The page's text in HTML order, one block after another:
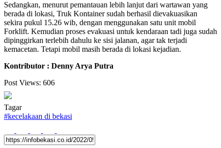
Sedangkan, menurut pemantauan lebih lanjut dari wartawan yang
berada di lokasi, Truk Kontainer sudah berhasil dievakuasikan
sekira pukul 15.26 wib, dengan menggunakan satu unit mobil
Forklift. Kemudian proses evakuasi untuk kendaraan tadi juga sudah
dipinggirkan terlebih dahulu ke sisi jalanan, agar tak terjadi
kemacetan. Tetapi mobil masih berada di lokasi kejadian.
Kontributor : Denny Arya Putra
Post Views: 606
Tagar
#kecelakaan di bekasi